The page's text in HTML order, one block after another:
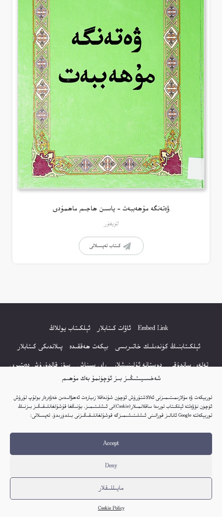
شەخسىيىتىڭىز بىز ئۈچۈنمۇ بەك مۇھىم
توربېكەت ۋە مۇلازىمىتىمىزنى ئەلالاشتۇرۇش ئۈچۈن شۇنداقلا زىيارەت ئەھۋالىدىن خەۋەردار بولۇپ تۇرۇش
ئۈچۈن نۆۋەتتە ئېلكىتاب تورىدا ساقلانمىلار(Cookie)نى ئىشلىتىمىز. بۇنىڭغا قۇشۇلغانلىقىڭىز بىزنىڭ
توربېكەتتە Google ئانالىز قورالىنى ئىشلىتىشىمىزگە قوشۇلغانلىقىڭىزنى بىلدۈرىدۇ. تەپسىلاتى:
Accept
Deny
مايىللىقلار
Cookie Policy
ۋەتەنگە مۇھەببەت – ياسىن ھاجىم ماھمۇدى
ئۇيغۇر
كىتاب تەپسىلاتى
Embed Link ئاۋات كىتابلار
ئېلكىتاب يوللاڭ
ئېلكىتابنىڭ كۈندىلىك خاتىرىسى
بېكەت ھەققىدە
پىلاندىكى كىتابلار
تەلەي ساندۇقى
دوستانە ئۇلىنىشلار راي سىناش
سۆز قالدۇرۇش دەپتىرى
كۆپ سورالغان سۇئاللار
كىتاب تىزىملىكى
مەخپىيەتلىك باياناتى
نەشىر ھوقۇقى باياناتى
© 2017-2026 تور بېكەتنىڭ بارلىق ھوقۇقى ئېلكىتاب تورى غا مەنسۇپ.
ھەر كۈنى يېڭى كىتابلار قوشۇلىۋاتىدۇ...